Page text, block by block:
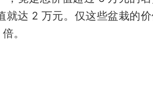
就达 2 万元。仅这些盆栽的
。